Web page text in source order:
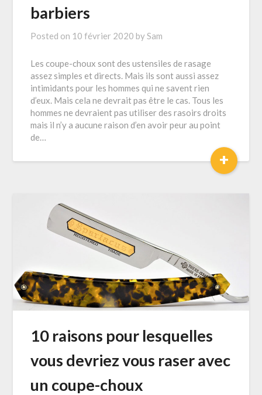
barbiers
Posted on 10 février 2020 bySam
Les coupe-choux sont des ustensiles de rasage
assez simples et directs. Mais ils sont aussi assez
intimidants pour les hommes qui ne savent rien
d’eux. Mais cela ne devrait pas être le cas. Tous les
hommes ne devraient pas utiliser des rasoirs droits
mais il n’y a aucune raison d’en avoir peur au point
de…
+
10 raisons pour lesquelles
vous devriez vous raser avec
un coupe-choux